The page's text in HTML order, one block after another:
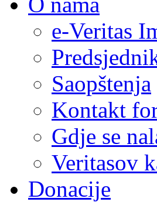
e-Veritas
Saopštenja
Kontakt
Gdje se
Veritasov
Donacije